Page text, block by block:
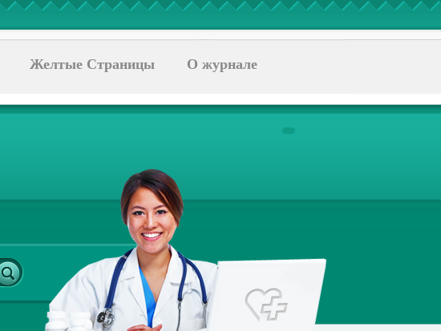
Желтые Страницы О журнале